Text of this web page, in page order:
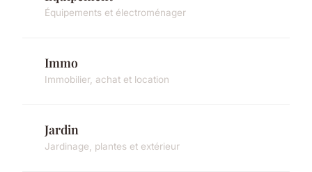
Équipements et électroménager
Immo
Immobilier, achat et location
Jardin
Jardinage, plantes et extérieur